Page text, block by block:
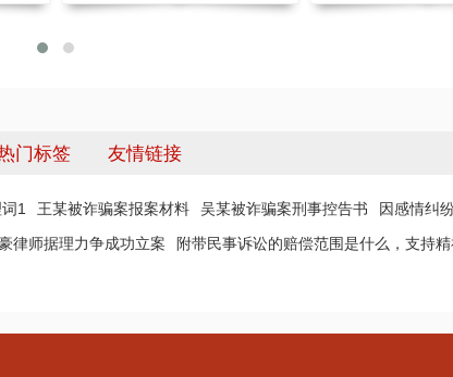
门标签 友情链接
1 王某被诈骗案报案材料 吴某被诈骗案刑事控告书
因感情纠
律师据理力争成功立案 附带民事诉讼的赔偿范围是什么，支持